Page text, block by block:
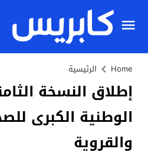
Home الرئيسية
إطلاق النسخة
الوطنية الكبرى
والقروية